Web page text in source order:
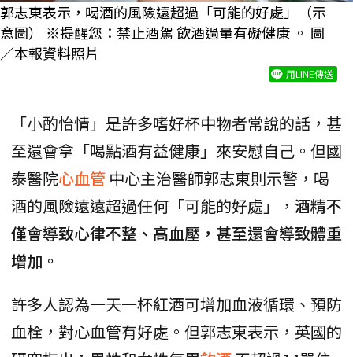
郭志東表示，喝酒的風險遠超過「可能的好處」（示
意圖） ※提醒您：禁止酒駕 飲酒過量有礙健康 。 圖
／本報資料照片
用LINE傳送
「小酌怡情」是許多嗜好杯中物者常說的話，甚
至還會拿「喝點酒有益健康」來安慰自己。但國
泰醫院心血管 中心主治醫師郭志東則示警，喝
酒的風險遠遠超過任何「可能的好處」， 酒精不
僅會導致心律不整、高血壓，甚至還會導致體重
增加。
許多人認為一天一杯紅酒可增加血液循環、預防
血栓，對心血管有好處。但郭志東表示，英國的